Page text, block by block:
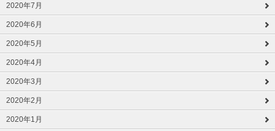
2020年7月
2020年6月
2020年5月
2020年4月
2020年3月
2020年2月
2020年1月